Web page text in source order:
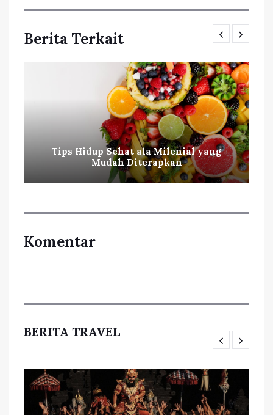
Berita Terkait
Tips Hidup Sehat ala Milenial yang
Mudah Diterapkan
Komentar
BERITA TRAVEL